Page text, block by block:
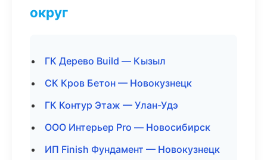
округ
ГК Дерево Build — Кызыл
СК Кров Бетон — Новокузнецк
ГК Контур Этаж — Улан-Удэ
ООО Интерьер Pro — Новосибирск
ИП Finish Фундамент — Новокузнецк